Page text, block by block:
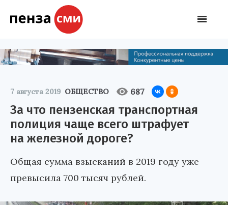
7 августа 2019 ОБЩЕСТВО 687
За что пензенская транспортная
полиция чаще всего штрафует
на железной дороге?
Общая сумма взысканий в 2019 году уже
превысила 700 тысяч рублей.